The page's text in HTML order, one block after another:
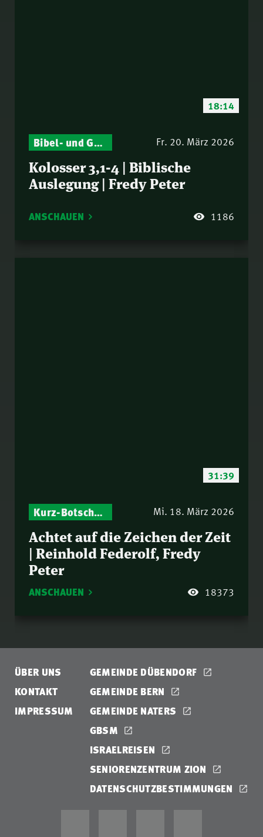
18:14
Bibel- und Gebetsstunde – Jeden Donnerstag neu: Vers-für-Vers-Auslegungen Fr. 20. März 2026
Kolosser 3,1-4 | Biblische
Auslegung | Fredy Peter
ANSCHAUEN 1186
31:39
Kurz-Botschaften – Biblische Impulse mit Zukunft im Blick Mi. 18. März 2026
Achtet auf die Zeichen der Zeit
| Reinhold Federolf, Fredy
Peter
ANSCHAUEN 18373
ÜBER UNS
KONTAKT
IMPRESSUM
GEMEINDE DÜBENDORF
GEMEINDE BERN
GEMEINDE NATERS
GBSM
ISRAELREISEN
SENIORENZENTRUM ZION
DATENSCHUTZBESTIMMUNGEN